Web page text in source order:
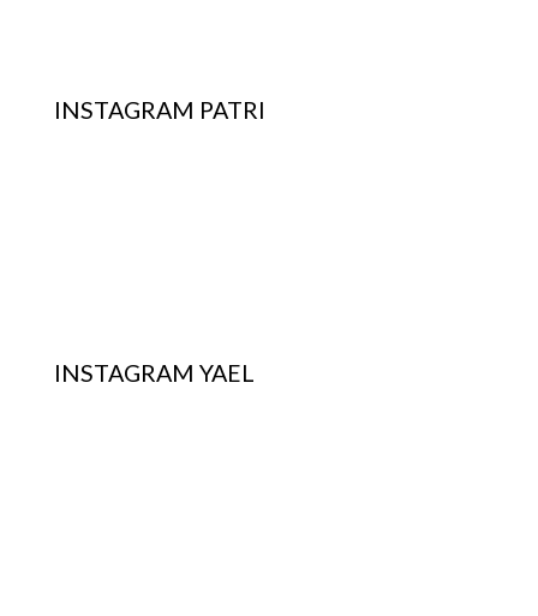
INSTAGRAM PATRI
INSTAGRAM YAEL